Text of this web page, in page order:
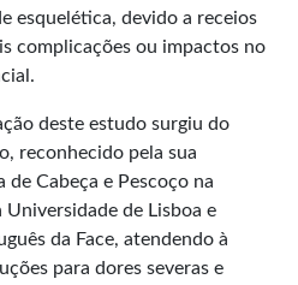
esquelética, devido a receios
complicações ou impactos no
deste estudo surgiu do
reconhecido pela sua
de Cabeça e Pescoço na
Universidade de Lisboa e
da Face, atendendo à
para dores severas e